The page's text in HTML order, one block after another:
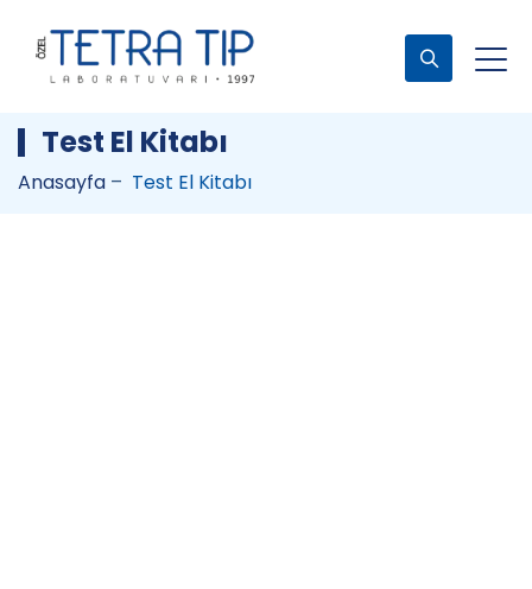
Test El Kitabı
Anasayfa – Test El Kitabı